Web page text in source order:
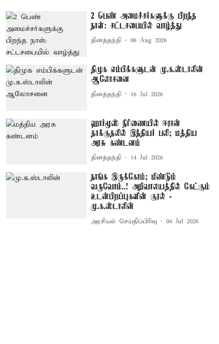
2 பெண் அமைச்சர்களுக்கு பிறந்த
நாள்: சட்டசபையில் வாழ்த்து
தினத்தந்தி 06 Aug 2026
திமுக எம்பிக்களுடன் மு.க.ஸ்டாலின்
ஆலோசனை
தினத்தந்தி 16 Jul 2026
ஹார்மூஸ் நீரிணையில் ஈரான்
தாக்குதலில் இந்தியர் பலி; மத்திய
அரசு கண்டனம்
தினத்தந்தி 14 Jul 2026
நாங்க இருக்கோம்; மீண்டும்
வருவோம்..! அறிவாலயத்தில் கேட்கும்
உடன்பிறப்புகளின் குரல் -
மு.க.ஸ்டாலின்
அரசியல் செய்திப்பிரிவு 04 Jul 2026